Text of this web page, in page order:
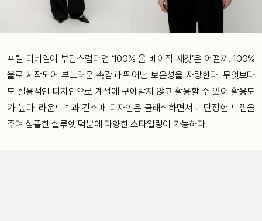
프릴 디테일이 부담스럽다면 ‘100% 울 베이직 재킷’은 어떨까. 100%
울로 제작되어 부드러운 촉감과 뛰어난 보온성을 자랑한다. 무엇보다
도 실용적인 디자인으로 계절에 구애받지 않고 활용할 수 있어 활용도
가 높다. 라운드넥과 긴소매 디자인은 클래식하면서도 단정한 느낌을
주며 심플한 실루엣 덕분에 다양한 스타일링이 가능하다.